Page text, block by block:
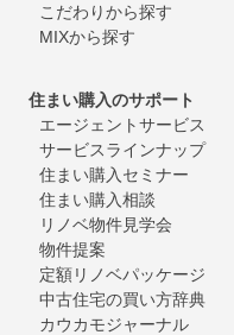
こだわりから探す
MIXから探す
住まい購入のサポート
エージェントサービス
サービスラインナップ
住まい購入セミナー
住まい購入相談
リノベ物件見学会
物件提案
定額リノベパッケージ
中古住宅の買い方辞典
カウカモジャーナル